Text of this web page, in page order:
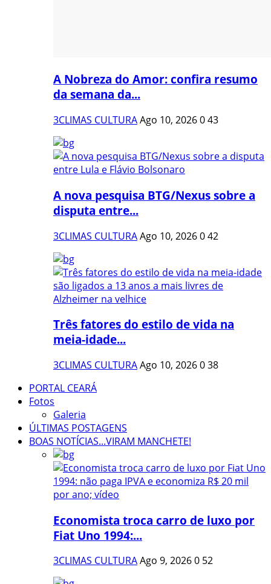
A Nobreza do Amor: confira resumo
da semana da...
3CLIMAS CULTURAAgo 10, 2026043
A nova pesquisa BTG/Nexus sobre a
disputa entre...
3CLIMAS CULTURAAgo 10, 2026042
Três fatores do estilo de vida na
meia-idade...
3CLIMAS CULTURAAgo 10, 2026038
PORTAL CEARÁ
Fotos
Galeria
ÚLTIMAS POSTAGENS
BOAS NOTÍCIAS...VIRAM MANCHETE!
Economista troca carro de luxo por
Fiat Uno 1994:...
3CLIMAS CULTURAAgo 9, 20260 52